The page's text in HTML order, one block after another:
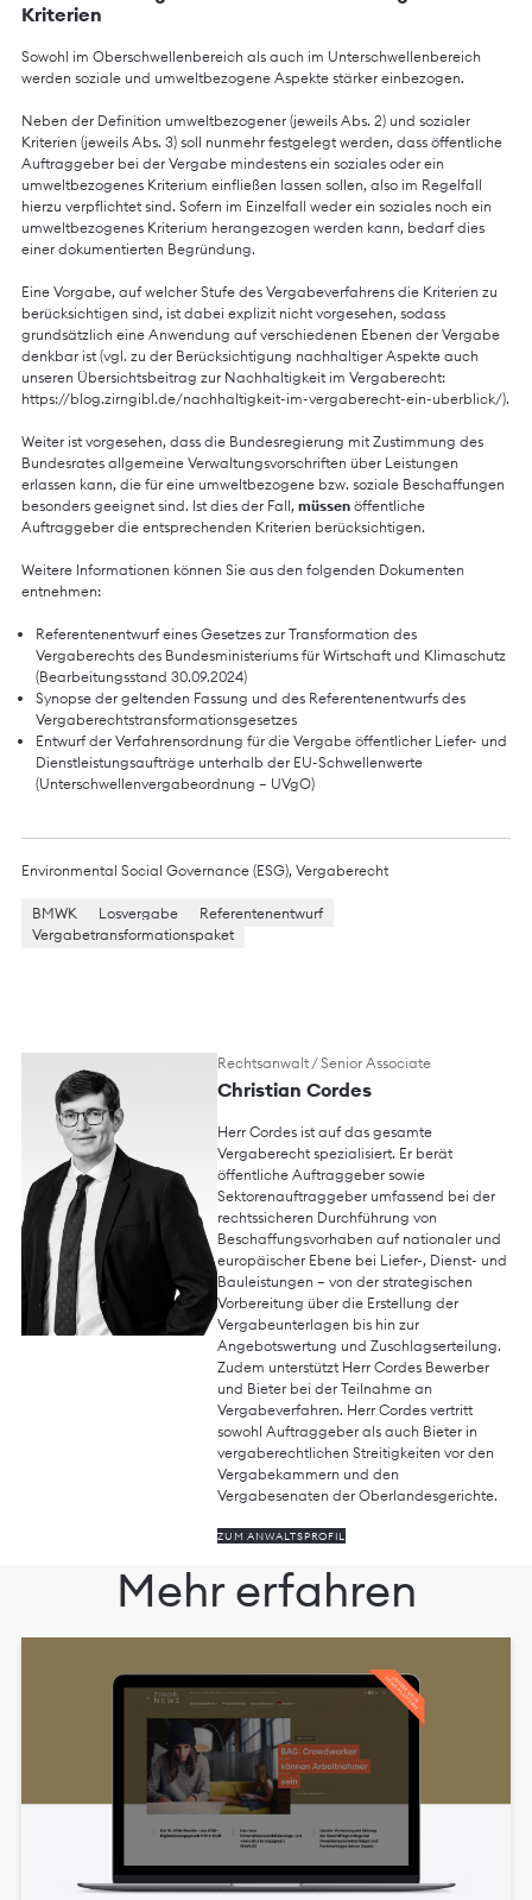
Kriterien
Sowohl im Oberschwellenbereich als auch im Unterschwellenbereich
werden soziale und umweltbezogene Aspekte stärker einbezogen.
Neben der Definition umweltbezogener (jeweils Abs. 2) und sozialer
Kriterien (jeweils Abs. 3) soll nunmehr festgelegt werden, dass öffentliche
Auftraggeber bei der Vergabe mindestens ein soziales oder ein
umweltbezogenes Kriterium einfließen lassen sollen, also im Regelfall
hierzu verpflichtet sind. Sofern im Einzelfall weder ein soziales noch ein
umweltbezogenes Kriterium herangezogen werden kann, bedarf dies
einer dokumentierten Begründung.
Eine Vorgabe, auf welcher Stufe des Vergabeverfahrens die Kriterien zu
berücksichtigen sind, ist dabei explizit nicht vorgesehen, sodass
grundsätzlich eine Anwendung auf verschiedenen Ebenen der Vergabe
denkbar ist (vgl. zu der Berücksichtigung nachhaltiger Aspekte auch
unseren Übersichtsbeitrag zur Nachhaltigkeit im Vergaberecht:
https://blog.zirngibl.de/nachhaltigkeit-im-vergaberecht-ein-uberblick/).
Weiter ist vorgesehen, dass die Bundesregierung mit Zustimmung des
Bundesrates allgemeine Verwaltungsvorschriften über Leistungen
erlassen kann, die für eine umweltbezogene bzw. soziale Beschaffungen
besonders geeignet sind. Ist dies der Fall, müssen öffentliche
Auftraggeber die entsprechenden Kriterien berücksichtigen.
Weitere Informationen können Sie aus den folgenden Dokumenten
entnehmen:
Referentenentwurf eines Gesetzes zur Transformation des
Vergaberechts des Bundesministeriums für Wirtschaft und Klimaschutz
(Bearbeitungsstand 30.09.2024)
Synopse der geltenden Fassung und des Referentenentwurfs des
Vergaberechtstransformationsgesetzes
Entwurf der Verfahrensordnung für die Vergabe öffentlicher Liefer- und
Dienstleistungsaufträge unterhalb der EU-Schwellenwerte
(Unterschwellenvergabeordnung – UVgO)
Environmental Social Governance (ESG), Vergaberecht
BMWK Losvergabe
Referentenentwurf
Vergabetransformationspaket
Rechtsanwalt / Senior Associate
Christian Cordes
Herr Cordes ist auf das gesamte
Vergaberecht spezialisiert. Er berät
öffentliche Auftraggeber sowie
Sektorenauftraggeber umfassend bei der
rechtssicheren Durchführung von
Beschaffungsvorhaben auf nationaler und
europäischer Ebene bei Liefer-, Dienst- und
Bauleistungen – von der strategischen
Vorbereitung über die Erstellung der
Vergabeunterlagen bis hin zur
Angebotswertung und Zuschlagserteilung.
Zudem unterstützt Herr Cordes Bewerber
und Bieter bei der Teilnahme an
Vergabeverfahren. Herr Cordes vertritt
sowohl Auftraggeber als auch Bieter in
vergaberechtlichen Streitigkeiten vor den
Vergabekammern und den
Vergabesenaten der Oberlandesgerichte.
ZUM ANWALTSPROFIL
Mehr erfahren